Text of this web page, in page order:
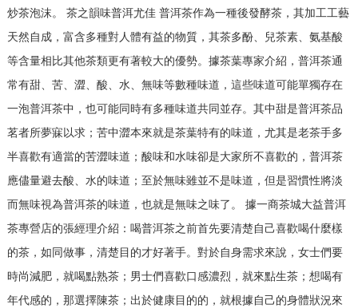
炒茶泡沫。 茶之韻味普洱尤佳 普洱茶作為一種後發酵茶，其加工工藝
天然自成，富含多種對人體有益的物質，其茶多酚、兒茶素、氨基酸
等含量相比其他茶類更有著較大的優勢。據茶葉專家介紹，普洱茶通
常有甜、苦、澀、酸、水、無味等數種味道，這些味道可能單獨存在
一泡普洱茶中，也可能同時有多種味道共同並存。其中甜是普洱茶品
茗者所夢寐以求；苦中澀本來就是茶葉特有的味道，尤其是老茶手多
半喜歡有適當的苦澀味道；酸味和水味卻是大家所不喜歡的，普洱茶
應儘量避去酸、水的味道；至於無味雖並不是味道，但是習慣性將淡
而無味視為普洱茶的味道，也就是無味之味了。 據一商茶城大益普洱
茶專營店的張經理介紹：喝普洱茶之前首先要清楚自己喜歡喝什麼樣
的茶，如同做事，清楚目的才好著手。對於自身需求來說，女士們要
時尚減肥，就喝點熟茶；男士們喜歡口感濃烈，就來點生茶；想喝有
年代感的，那選擇陳茶；出於健康目的的，就根據自己的身體狀況來